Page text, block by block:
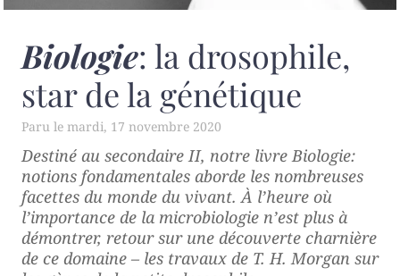
Biologie: la drosophile,
star de la génétique
mardi, 17 novembre 2020
Destiné au secondaire II, notre livreBiologie:
notions fondamentales aborde les nombreuses
facettes du monde du vivant. À l’heure où
l’importance de la microbiologie n’est plus à
démontrer, retour sur une découverte charnière
de ce domaine – les travaux de T. H. Morgan sur